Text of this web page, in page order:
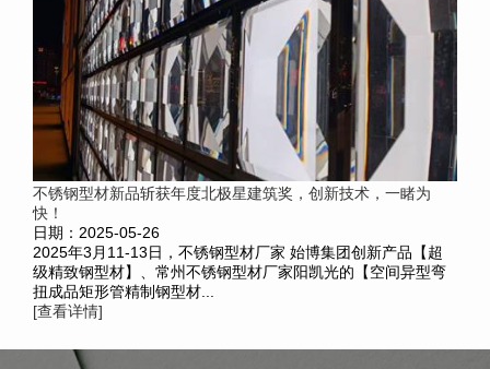
不锈钢型材新品斩获年度北极星建筑奖，创新技术，一睹为
快！
日期：2025-05-26
2025年3月11-13日，不锈钢型材厂家 始博集团创新产品【超
级精致钢型材】、常州不锈钢型材厂家阳凯光的【空间异型弯
扭成品矩形管精制钢型材...
[查看详情]